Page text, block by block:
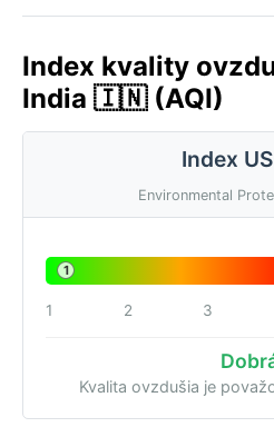
Index kvality
India 🇮🇳 (AQI)
Index
Environmental
1
1 2 3
Kvalita ovzdušia je